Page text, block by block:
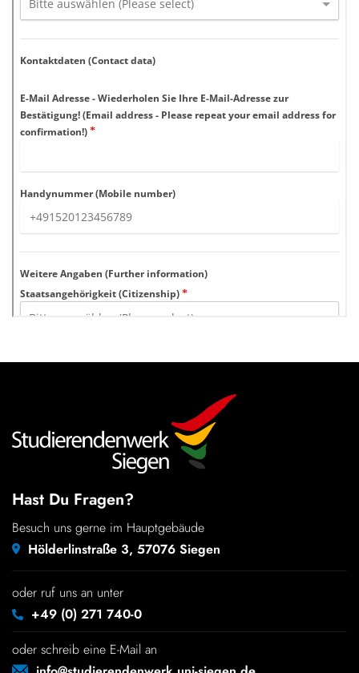
Hast Du Fragen?
Besuch uns gerne im Hauptgebäude
Hölderlinstraße 3, 57076 Siegen
oder ruf uns an unter
+49 (0) 271 740-0
oder schreib eine E-Mail an